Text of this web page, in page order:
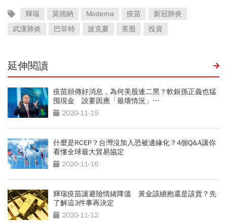
輝瑞 莫德納 Moderna 疫苗
新冠肺炎
武漢肺炎
巴菲特 波克夏 美股 投資
延伸閱讀
疫苗頻傳好消息，為何美股連二黑？軟銀孫正義也猛
囤現金 說要因應「最壞情況」…
2020-11-19
什麼是RCEP？台灣沒加入恐被邊緣化？4個Q&A讓你
看懂全球最大貿易協定
2020-11-16
輝瑞疫苗讓避險情緒降溫 黃金該續抱還是該賣？先
了解這3件事再決定
2020-11-12